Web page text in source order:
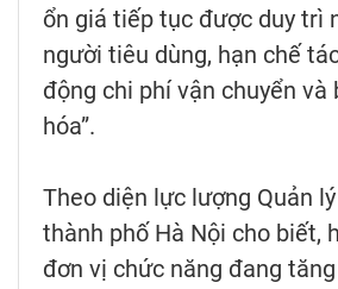
ổn giá tiếp tục được duy trì
người tiêu dùng, hạn chế
động chi phí vận chuyển và
hóa”.
Theo diện lực lượng Quản
thành phố Hà Nội cho biết,
đơn vị chức năng đang